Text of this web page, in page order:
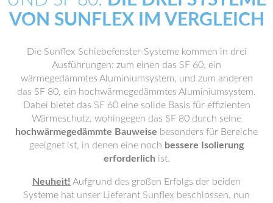
VON SUNFLEX IM VERGLEICH
Die Sunflex Schiebefenster-Systeme kommen in drei
Ausführungen: zum einen das SF 60, ein
wärmegedämmtes Aluminiumsystem, und zum anderen
das SF 80, ein hochwärmegedämmtes Aluminiumsystem.
Dabei bietet das SF 60 eine solide Basis für effizienten
Wärmeschutz, wohingegen das SF 80 durch seine
hochwärmegedämmte Bauweise besonders für Bereiche
geeignet ist, in denen eine noch bessere Isolierung
erforderlich ist.
Neuheit! Aufgrund des großen Erfolgs der beiden
Systeme hat unser Lieferant Sunflex beschlossen, nun